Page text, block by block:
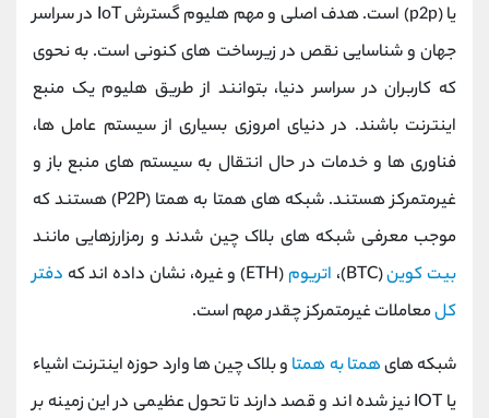
یا (p2p) است. هدف اصلی و مهم هلیوم گسترش IoT در سراسر
جهان و شناسایی نقص در زیرساخت های کنونی است. به نحوی
که کاربران در سراسر دنیا، بتوانند از طریق هلیوم یک منبع
اینترنت باشند. در دنیای امروزی بسیاری از سیستم عامل ها،
فناوری ها و خدمات در حال انتقال به سیستم های منبع باز و
غیرمتمرکز هستند. شبکه های همتا به همتا (P2P) هستند که
موجب معرفی شبکه های بلاک چین شدند و رمزارزهایی مانند
بیت کوین(BTC)، اتریوم (ETH) و غیره، نشان داده اند که
دفتر
کلمعاملات غیرمتمرکز چقدر مهم است.
شبکه هایهمتا به همتا و بلاک چین ها وارد حوزه اینترنت اشیاء
یا IOT نیز شده اند و قصد دارند تا تحول عظیمی در این زمینه بر
بدون پیش شماره 90001030
اینستاگرام @alireza.mehrabii
کانال تلگرام @alirezamehrabi_com